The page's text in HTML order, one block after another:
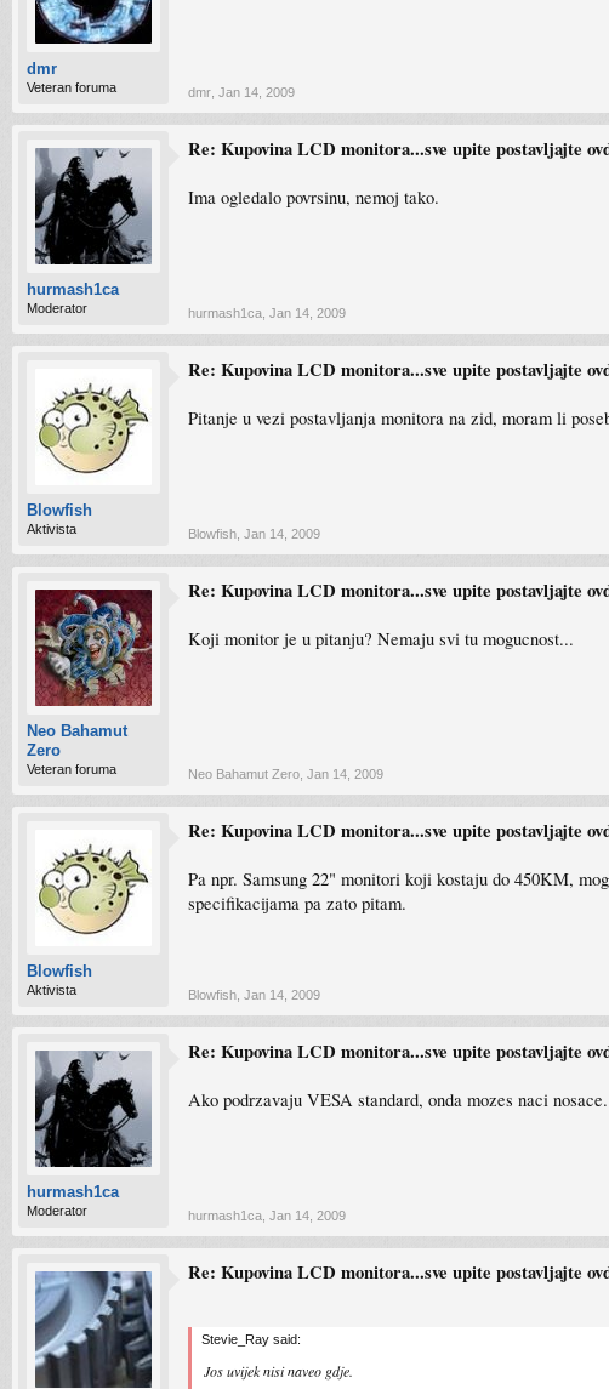
dmr
Veteran foruma dmr Jan 14, 2009
hurmash1ca
Moderator
Re: Kupovina LCD monitora...sve upite postavljajte
Ima ogledalo povrsinu, nemoj tako.
hurmash1ca Jan 14, 2009
Blowfish
Aktivista
Re: Kupovina LCD monitora...sve upite postavljajte
Pitanje u vezi postavljanja monitora na zid, moram li
Blowfish Jan 14, 2009
Neo Bahamut
Zero
Veteran foruma
Re: Kupovina LCD monitora...sve upite postavljajte
Koji monitor je u pitanju? Nemaju svi tu mogucnost...
Neo Bahamut Zero Jan 14, 2009
Blowfish
Aktivista
Re: Kupovina LCD monitora...sve upite postavljajte
Pa npr. Samsung 22" monitori koji kostaju do 450KM,
specifikacijama pa zato pitam.
Blowfish Jan 14, 2009
hurmash1ca
Moderator
Re: Kupovina LCD monitora...sve upite postavljajte
Ako podrzavaju VESA standard, onda mozes naci
hurmash1ca Jan 14, 2009
Re: Kupovina LCD monitora...sve upite postavljajte
Stevie_Ray said:
Jos uvijek nisi naveo gdje.